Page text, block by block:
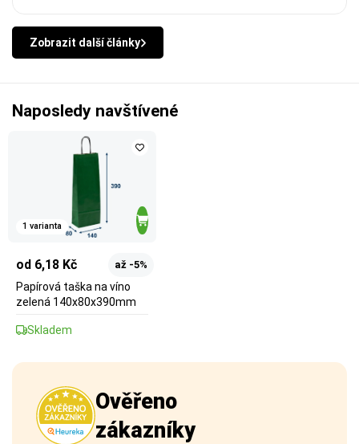
Zobrazit další články
Naposledy navštívené
1 varianta
od 6,18 Kč až -5%
Papírová taška na víno
zelená 140x80x390mm
Skladem
Ověřeno
zákazníky